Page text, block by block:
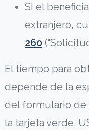
Si el
extranjero,
260
El tiempo para
depende de la
del formulario de
la tarjeta verde.